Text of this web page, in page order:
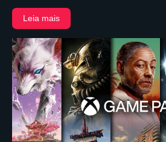
Leia mais